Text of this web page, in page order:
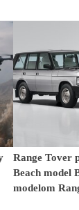
Range Tover
Beach model
modelom